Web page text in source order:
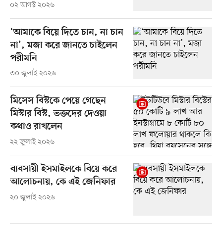
০২ আগস্ট ২০২৬
‘আমাকে বিয়ে দিতে চান, না চান
না’, মজা করে জানতে চাইলেন
পরীমনি
৩০ জুলাই ২০২৬
মিসেস বিস্টকে পেয়ে গেছেন
মিস্টার বিস্ট, ভক্তদের দেওয়া
কথাও রাখলেন
২২ জুলাই ২০২৬
ব্যবসায়ী ইসমাইলকে বিয়ে করে
আলোচনায়, কে এই জেনিফার
২০ জুলাই ২০২৬